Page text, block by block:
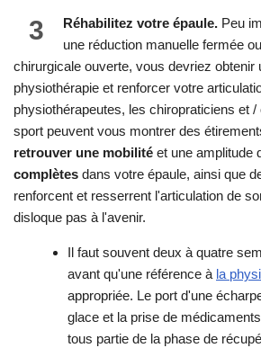
3 Réhabilitez votre épaule. Peu
une réduction manuelle fermée
chirurgicale ouverte, vous devriez obtenir
physiothérapie et renforcer votre
physiothérapeutes, les chiropraticiens et
sport peuvent vous montrer des
retrouver une mobilité et une amplitude
complètes dans votre épaule, ainsi que
renforcent et resserrent l'articulation de
disloque pas à l'avenir.
Il faut souvent deux à quatre
avant qu'une référence à la
appropriée. Le port d'une
glace et la prise de
tous partie de la phase de